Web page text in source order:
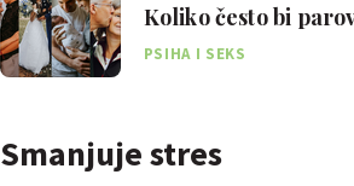
Koliko često bi
fazama
PSIHA I SEKS
Smanjuje stres